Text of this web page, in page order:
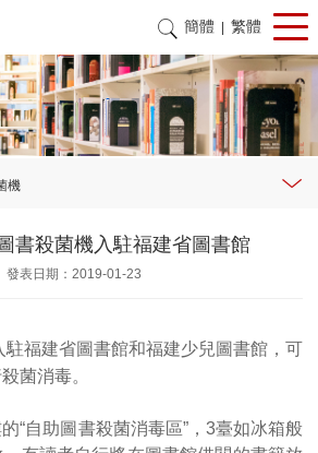
簡體 繁體
機
書殺菌機入駐福建省圖書館
發表日期：2019-01-23
駐福建省圖書館和福建少兒圖書館，可
菌消毒。
“自助圖書殺菌消毒區”，3臺如冰箱般